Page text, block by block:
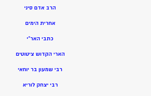
הרב אדם סיני
אחרית הימים
כתבי האר”י
הארי הקדוש ציטוטים
רבי שמעון בר יוחאי
רבי יצחק לוריא